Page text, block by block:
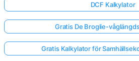
DCF Kalkylator
Gratis De Broglie-
Gratis Kalkylator för